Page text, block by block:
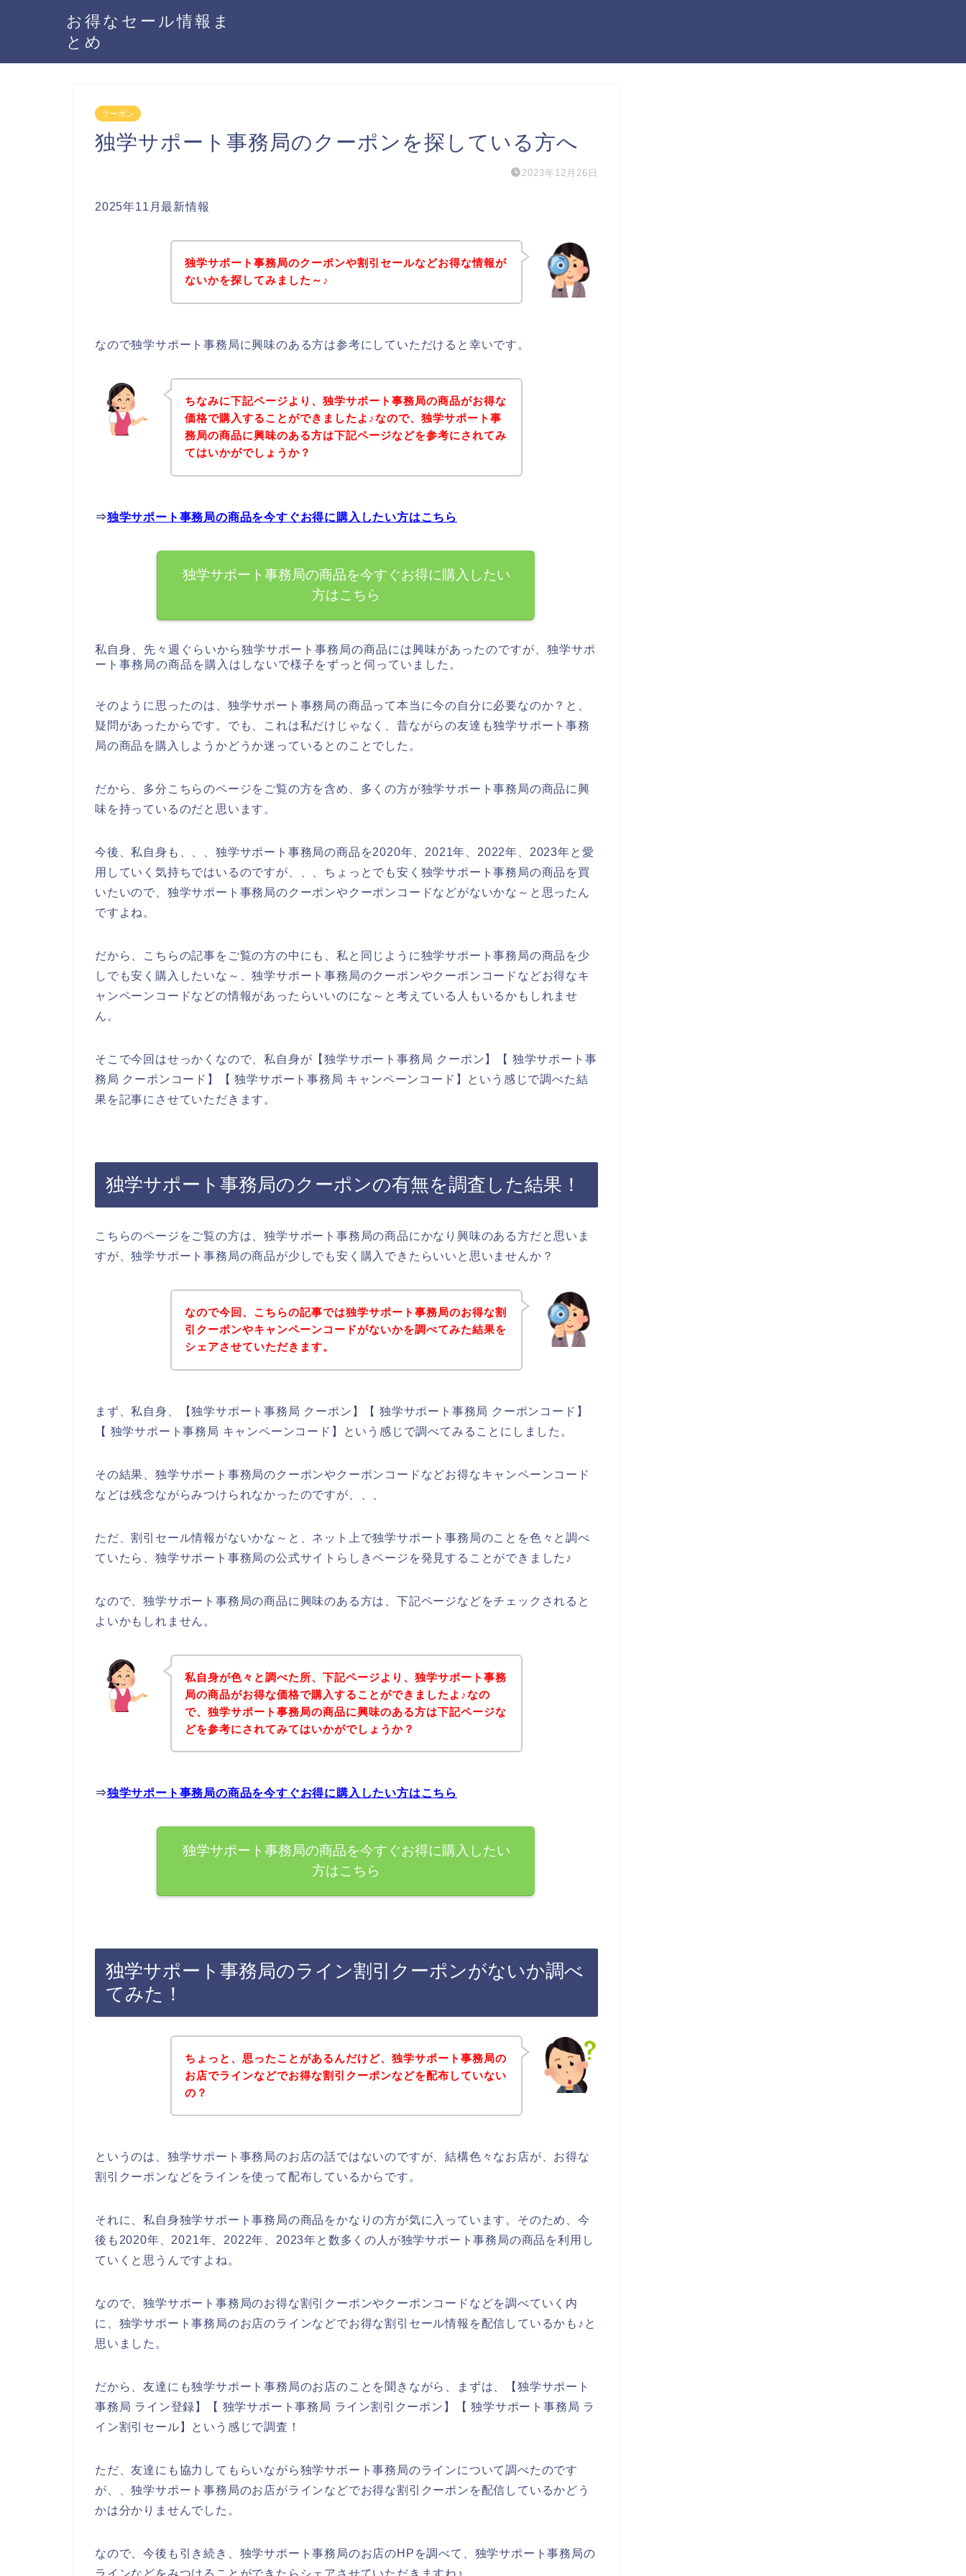
お得なセール情報ま
とめ
クーポン
独学サポート事務局のクーポンを探している方へ
2023年12月26日
2025年11月最新情報
独学サポート事務局のクーポンや割引セールなどお得な情報が
ないかを探してみました～♪
なので独学サポート事務局に興味のある方は参考にしていただけると幸いです。
ちなみに下記ページより、独学サポート事務局の商品がお得な
価格で購入することができましたよ♪なので、独学サポート事
務局の商品に興味のある方は下記ページなどを参考にされてみ
てはいかがでしょうか？
⇒独学サポート事務局の商品を今すぐお得に購入したい方はこちら
独学サポート事務局の商品を今すぐお得に購入したい
方はこちら
私自身、先々週ぐらいから独学サポート事務局の商品には興味があったのですが、独学サポ
ート事務局の商品を購入はしないで様子をずっと伺っていました。
そのように思ったのは、独学サポート事務局の商品って本当に今の自分に必要なのか？と、
疑問があったからです。でも、これは私だけじゃなく、昔ながらの友達も独学サポート事務
局の商品を購入しようかどうか迷っているとのことでした。
だから、多分こちらのページをご覧の方を含め、多くの方が独学サポート事務局の商品に興
味を持っているのだと思います。
今後、私自身も、、、独学サポート事務局の商品を2020年、2021年、2022年、2023年と愛
用していく気持ちではいるのですが、、、ちょっとでも安く独学サポート事務局の商品を買
いたいので、独学サポート事務局のクーポンやクーポンコードなどがないかな～と思ったん
ですよね。
だから、こちらの記事をご覧の方の中にも、私と同じように独学サポート事務局の商品を少
しでも安く購入したいな～、独学サポート事務局のクーポンやクーポンコードなどお得なキ
ャンペーンコードなどの情報があったらいいのにな～と考えている人もいるかもしれませ
ん。
そこで今回はせっかくなので、私自身が【独学サポート事務局 クーポン】【 独学サポート事
務局 クーポンコード】【 独学サポート事務局 キャンペーンコード】という感じで調べた結
果を記事にさせていただきます。
独学サポート事務局のクーポンの有無を調査した結果！
こちらのページをご覧の方は、独学サポート事務局の商品にかなり興味のある方だと思いま
すが、独学サポート事務局の商品が少しでも安く購入できたらいいと思いませんか？
なので今回、こちらの記事では独学サポート事務局のお得な割
引クーポンやキャンペーンコードがないかを調べてみた結果を
シェアさせていただきます。
まず、私自身、【独学サポート事務局 クーポン】【 独学サポート事務局 クーポンコード】
【 独学サポート事務局 キャンペーンコード】という感じで調べてみることにしました。
その結果、独学サポート事務局のクーポンやクーポンコードなどお得なキャンペーンコード
などは残念ながらみつけられなかったのですが、、、
ただ、割引セール情報がないかな～と、ネット上で独学サポート事務局のことを色々と調べ
ていたら、独学サポート事務局の公式サイトらしきページを発見することができました♪
なので、独学サポート事務局の商品に興味のある方は、下記ページなどをチェックされると
よいかもしれません。
私自身が色々と調べた所、下記ページより、独学サポート事務
局の商品がお得な価格で購入することができましたよ♪なの
で、独学サポート事務局の商品に興味のある方は下記ページな
どを参考にされてみてはいかがでしょうか？
⇒独学サポート事務局の商品を今すぐお得に購入したい方はこちら
独学サポート事務局の商品を今すぐお得に購入したい
方はこちら
独学サポート事務局のライン割引クーポンがないか調べ
てみた！
ちょっと、思ったことがあるんだけど、独学サポート事務局の
お店でラインなどでお得な割引クーポンなどを配布していない
の？
というのは、独学サポート事務局のお店の話ではないのですが、結構色々なお店が、お得な
割引クーポンなどをラインを使って配布しているからです。
それに、私自身独学サポート事務局の商品をかなりの方が気に入っています。そのため、今
後も2020年、2021年、2022年、2023年と数多くの人が独学サポート事務局の商品を利用し
ていくと思うんですよね。
なので、独学サポート事務局のお得な割引クーポンやクーポンコードなどを調べていく内
に、独学サポート事務局のお店のラインなどでお得な割引セール情報を配信しているかも♪と
思いました。
だから、友達にも独学サポート事務局のお店のことを聞きながら、まずは、【独学サポート
事務局 ライン登録】【 独学サポート事務局 ライン割引クーポン】【 独学サポート事務局 ラ
イン割引セール】という感じで調査！
ただ、友達にも協力してもらいながら独学サポート事務局のラインについて調べたのです
が、、独学サポート事務局のお店がラインなどでお得な割引クーポンを配信しているかどう
かは分かりませんでした。
なので、今後も引き続き、独学サポート事務局のお店のHPを調べて、独学サポート事務局の